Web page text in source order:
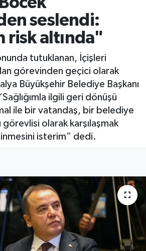
seslendi:
risk altında"
tutuklanan, İçişleri
görevinden geçici olarak
Büyükşehir Belediye Başkanı
ilgili geri dönüşü
ile bir vatandaş, bir belediye
görevlisi olarak karşılaşmak
isterim” dedi.